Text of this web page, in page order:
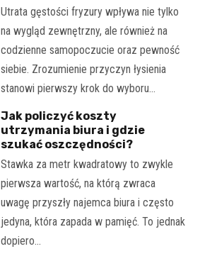
Utrata gęstości fryzury wpływa nie tylko
na wygląd zewnętrzny, ale również na
codzienne samopoczucie oraz pewność
siebie. Zrozumienie przyczyn łysienia
stanowi pierwszy krok do wyboru…
Jak policzyć koszty
utrzymania biura i gdzie
szukać oszczędności?
Stawka za metr kwadratowy to zwykle
pierwsza wartość, na którą zwraca
uwagę przyszły najemca biura i często
jedyna, która zapada w pamięć. To jednak
dopiero…